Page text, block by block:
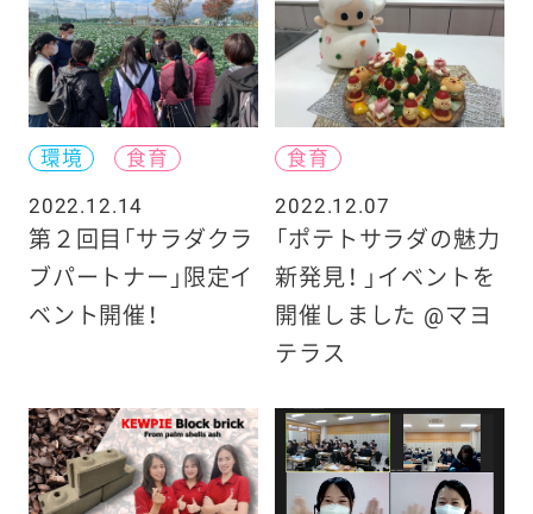
環境
食育
2022.12.14
第２回目「サラダクラ
ブパートナー」限定イ
ベント開催！
食育
2022.12.07
「ポテトサラダの魅力
新発見！ 」イベントを
開催しました @マヨ
テラス